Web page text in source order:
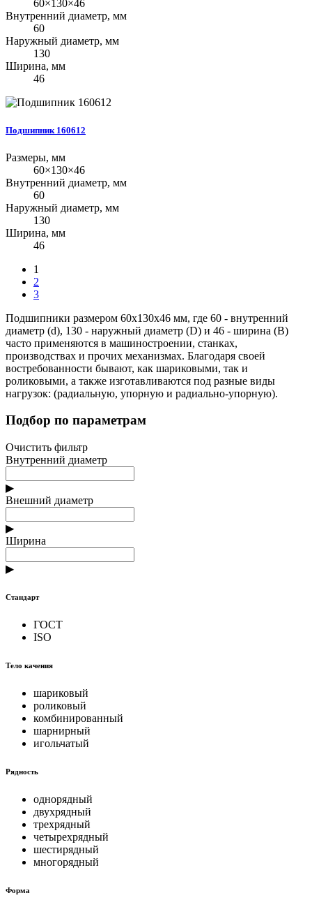
60×130×46
Внутренний диаметр, мм
60
Наружный диаметр, мм
130
Ширина, мм
46
Подшипник 160612
Размеры, мм
60×130×46
Внутренний диаметр, мм
60
Наружный диаметр, мм
130
Ширина, мм
46
1
2
3
Подшипники размером 60x130x46 мм, где 60 - внутренний
диаметр (d), 130 - наружный диаметр (D) и 46 - ширина (B)
часто применяются в машиностроении, станках,
производствах и прочих механизмах. Благодаря своей
востребованности бывают, как шариковыми, так и
роликовыми, а также изготавливаются под разные виды
нагрузок: (радиальную, упорную и радиально-упорную).
Подбор по параметрам
Очистить фильтр
Внутренний диаметр
▶
Внешний диаметр
▶
Ширина
▶
Стандарт
ГОСТ
ISO
Тело качения
шариковый
роликовый
комбинированный
шарнирный
игольчатый
Рядность
однорядный
двухрядный
трехрядный
четырехрядный
шестирядный
многорядный
Форма